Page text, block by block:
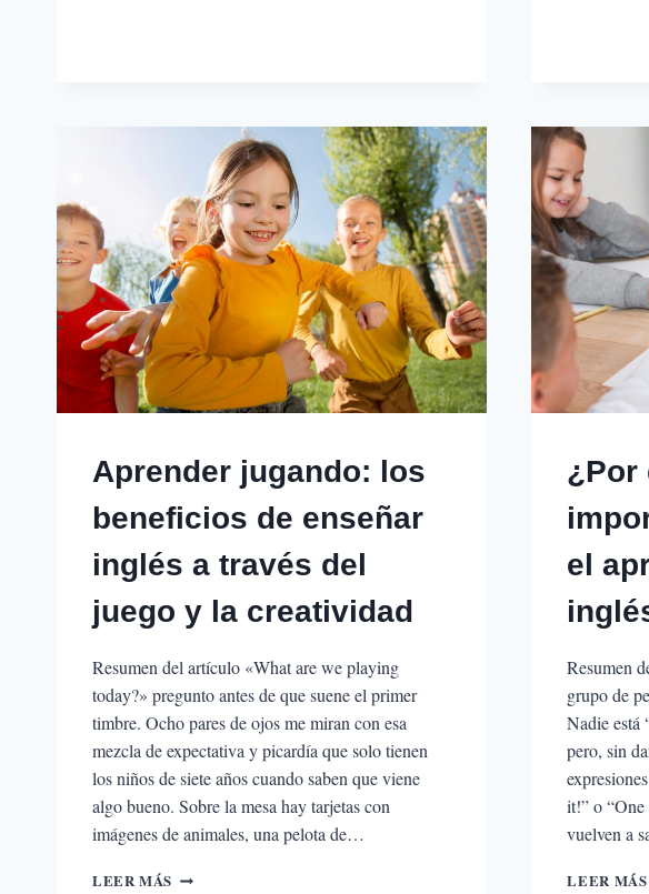
ORDINALES
CÓMO
ESCRIBIRLOS
Aprender jugando: los
beneficios de enseñar
inglés a través del
juego y la creatividad
Resumen del artículo «What are we playing
today?» pregunto antes de que suene el primer
timbre. Ocho pares de ojos me miran con esa
mezcla de expectativa y picardía que solo tienen
los niños de siete años cuando saben que viene
algo bueno. Sobre la mesa hay tarjetas con
imágenes de animales, una pelota de…
LEER MÁS APRENDER
¿Por
el
Resumen
grupo de
Nadie está
pero, sin
it!” o “One
vuelven a
LEER MÁS